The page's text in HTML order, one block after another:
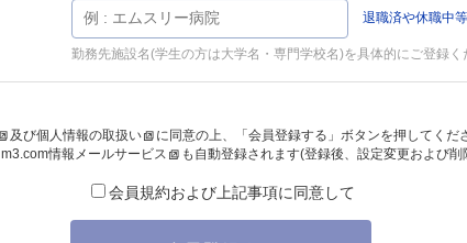
退職済や休職中
勤務先施設名(学生の方は大学名・専門学校名)を具体的にご登録く
及び個人情報の取扱い
に同意の上、「会員登録する」ボタンを押してくだ
m3.com情報メールサービス も自動登録されます(登録後、設定変更および
会員規約および上記事項に同意して